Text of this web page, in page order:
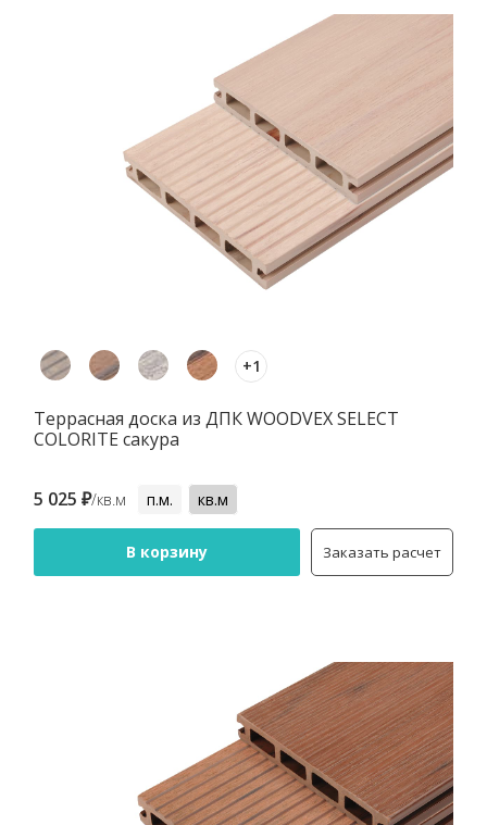
+1
Террасная доска из ДПК WOODVEX SELECT
COLORITE сакура
5 025 ₽/кв.м п.м. кв.м
В корзину Заказать расчет